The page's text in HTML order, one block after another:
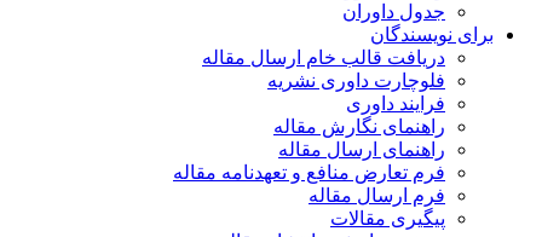
جدول داوران
برای نویسندگان
دریافت قالب خام ارسال مقاله
فلوچارت داوری نشریه
فرایند داوری
راهنمای نگارش مقاله
راهنمای ارسال مقاله
فرم تعارض منافع و تعهدنامه مقاله
فرم ارسال مقاله
پیگیری مقالات